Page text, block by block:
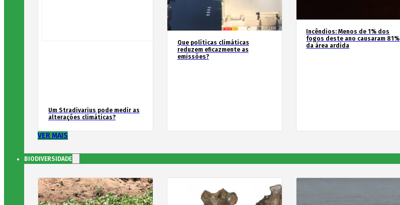
Um Stradivarius pode medir as
alterações climáticas?
Que políticas climáticas
reduzem eficazmente as
emissões?
Incêndios: Menos de 1% dos
fogos deste ano causaram 81%
da área ardida
VER MAIS
BIODIVERSIDADE